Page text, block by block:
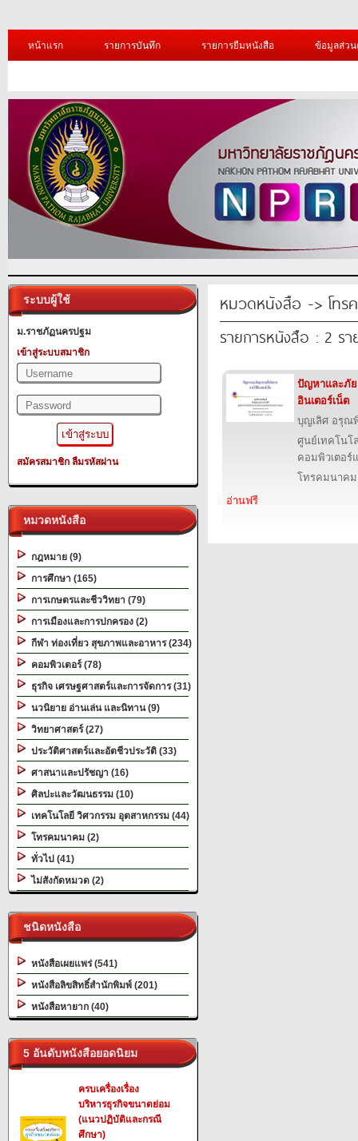
หน้าแรก รายการบันทึก รายการยืมหนังสือ ข้อมูลส่ว
ระบบผู้ใช้
ม.ราชภัฏนครปฐม
เข้าสู่ระบบสมาชิก
สมัครสมาชิก ลืมรหัสผ่าน
หมวดหนังสือ
กฎหมาย (9)
การศึกษา (165)
การเกษตรและชีววิทยา (79)
การเมืองและการปกครอง (2)
กีฬา ท่องเที่ยว สุขภาพและอาหาร (234)
คอมพิวเตอร์ (78)
ธุรกิจ เศรษฐศาสตร์และการจัดการ (31)
นวนิยาย อ่านเล่น และนิทาน (9)
วิทยาศาสตร์ (27)
ประวัติศาสตร์และอัตชีวประวัติ (33)
ศาสนาและปรัชญา (16)
ศิลปะและวัฒนธรรม (10)
เทคโนโลยี วิศวกรรม อุตสาหกรรม (44)
โทรคมนาคม (2)
ทั่วไป (41)
ไม่สังกัดหมวด (2)
ชนิดหนังสือ
หนังสือเผยแพร่ (541)
หนังสือลิขสิทธิ์สำนักพิมพ์ (201)
หนังสือหายาก (40)
5 อันดับหนังสือยอดนิยม
ครบเครื่องเรื่อง
บริหารธุรกิจขนาดย่อม
(แนวปฏิบัติและกรณี
ศึกษา)
หมวดหนังสือ -> โทร
รายการหนังสือ : 2 รา
ปัญหาและภัย
อินเตอร์เน็ต
บุญเลิศ อรุณ
ศูนย์เทคโนโ
คอมพิวเตอร์
โทรคมนาคม
อ่านฟรี